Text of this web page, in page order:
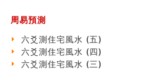
专家点评手上九大桃花线
四柱八字快速直断技法
天池水
《高岛易断》(二)
创业容易成功的6种手相
周易預測
六爻測住宅風水 (五)
六爻測住宅風水 (四)
六爻測住宅風水 (三)